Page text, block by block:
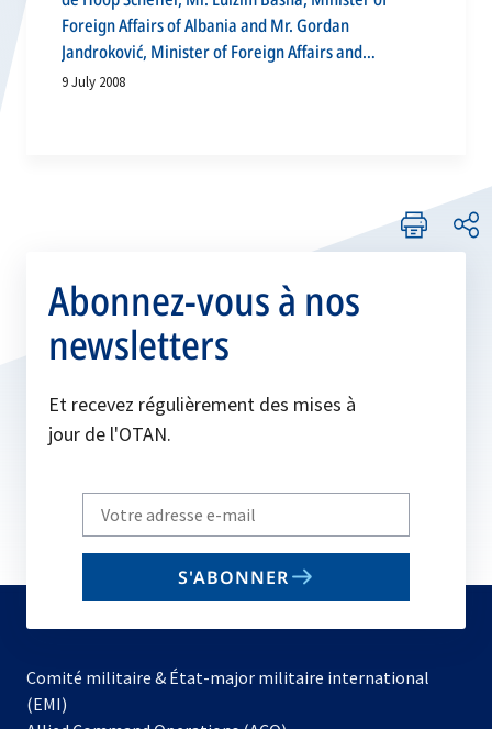
Foreign Affairs of Albania and Mr. Gordan
Jandroković, Minister of Foreign Affairs and
European Integration of the Republic of Croatia,
9 July 2008
Abonnez-vous à nos
newsletters
Et recevez régulièrement des mises à
jour de l'OTAN.
Write
your
email
S'ABONNER
Comité militaire & État-major militaire international
(EMI)